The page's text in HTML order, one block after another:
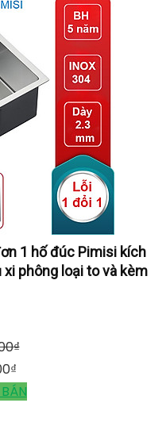
1 hố đúc Pimisi kích
phông loại to và kèm
₫
₫